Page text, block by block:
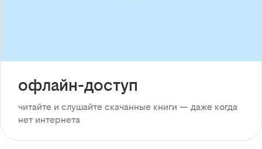
офлайн-доступ
читайте и слушайте скачанные книги — даже когда
нет интернета